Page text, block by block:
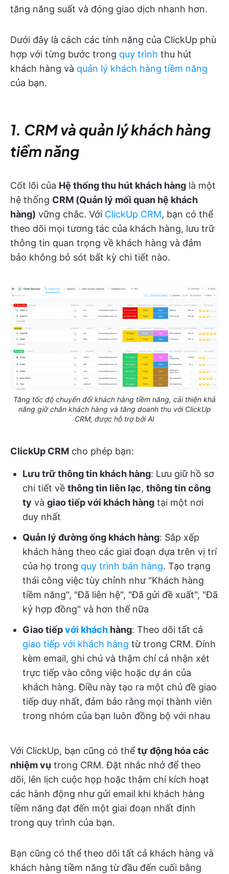
tăng năng suất và đóng giao dịch nhanh hơn.
Dưới đây là cách các tính năng của ClickUp phù
hợp với từng bước trong quy trình thu hút
khách hàng và quản lý khách hàng tiềm năng
của bạn.
1. CRM và quản lý khách hàng
tiềm năng
Cốt lõi của Hệ thống thu hút khách hàng là một
hệ thống CRM (Quản lý mối quan hệ khách
hàng) vững chắc. Với ClickUp CRM, bạn có thể
theo dõi mọi tương tác của khách hàng, lưu trữ
thông tin quan trọng về khách hàng và đảm
bảo không bỏ sót bất kỳ chi tiết nào.
Tăng tốc độ chuyển đổi khách hàng tiềm năng, cải thiện khả
năng giữ chân khách hàng và tăng doanh thu với ClickUp
CRM, được hỗ trợ bởi AI
ClickUp CRM cho phép bạn:
Lưu trữ thông tin khách hàng: Lưu giữ hồ sơ
chi tiết về thông tin liên lạc, thông tin công
ty và giao tiếp với khách hàng tại một nơi
duy nhất
Quản lý đường ống khách hàng: Sắp xếp
khách hàng theo các giai đoạn dựa trên vị trí
của họ trong quy trình bán hàng. Tạo trạng
thái công việc tùy chỉnh như "Khách hàng
tiềm năng", "Đã liên hệ", "Đã gửi đề xuất", "Đã
ký hợp đồng" và hơn thế nữa
Giao tiếpvới khách hàng: Theo dõi tất cả
giao tiếp với khách hàng từ trong CRM. Đính
kèm email, ghi chú và thậm chí cả nhận xét
trực tiếp vào công việc hoặc dự án của
khách hàng. Điều này tạo ra một chủ đề giao
tiếp duy nhất, đảm bảo rằng mọi thành viên
trong nhóm của bạn luôn đồng bộ với nhau
Với ClickUp, bạn cũng có thể tự động hóa các
nhiệm vụ trong CRM. Đặt nhắc nhở để theo
dõi, lên lịch cuộc họp hoặc thậm chí kích hoạt
các hành động như gửi email khi khách hàng
tiềm năng đạt đến một giai đoạn nhất định
trong quy trình của bạn.
Bạn cũng có thể theo dõi tất cả khách hàng và
khách hàng tiềm năng từ đầu đến cuối bằng